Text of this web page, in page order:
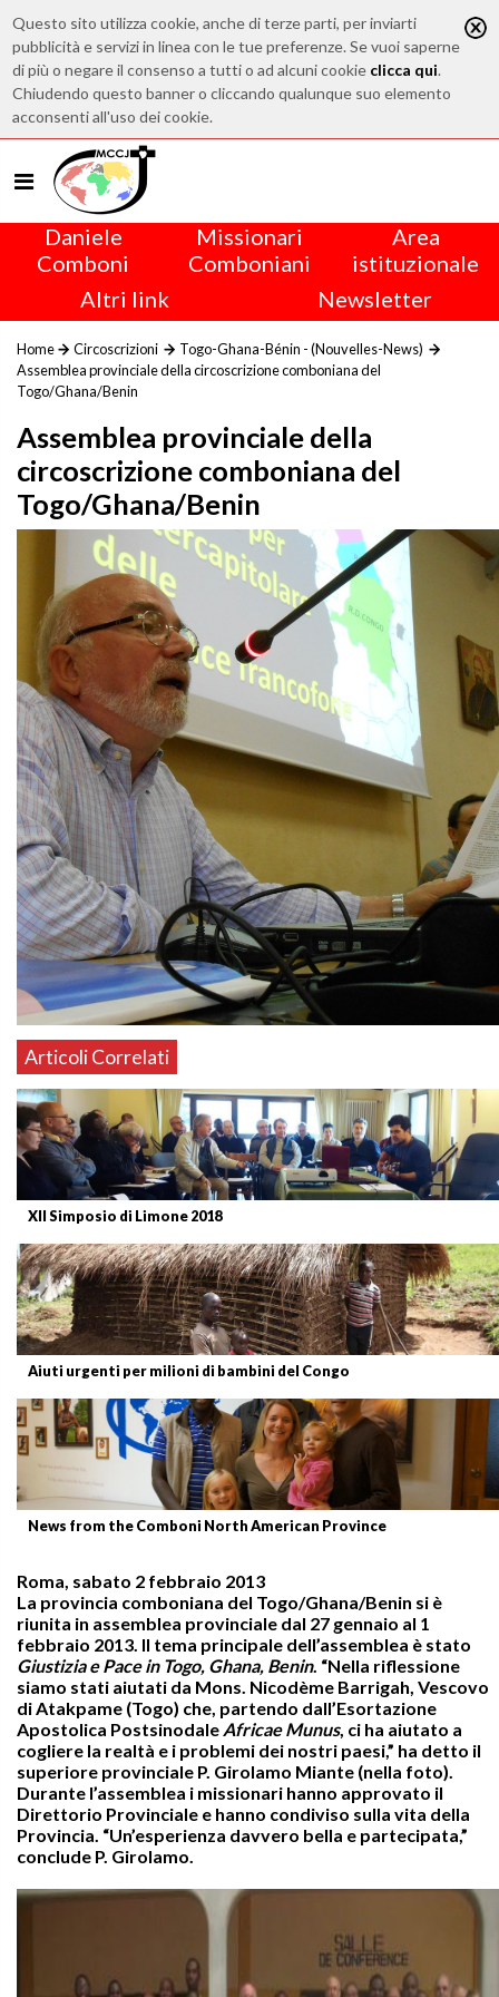
Questo sito utilizza cookie, anche di terze parti, per inviarti
pubblicità e servizi in linea con le tue preferenze. Se vuoi saperne
di più o negare il consenso a tutti o ad alcuni cookie clicca qui.
Chiudendo questo banner o cliccando qualunque suo elemento
acconsenti all'uso dei cookie.
Daniele
Comboni
Missionari
Comboniani
Area
istituzionale
Altri link
Newsletter
Home Circoscrizioni
Togo-Ghana-Bénin - (Nouvelles-News)
Assemblea provinciale della circoscrizione comboniana del
Togo/Ghana/Benin
Assemblea provinciale della
circoscrizione comboniana del
Togo/Ghana/Benin
Articoli Correlati
XII Simposio di Limone 2018
Aiuti urgenti per milioni di bambini del Congo
News from the Comboni North American Province
Roma, sabato 2 febbraio 2013
La provincia comboniana del Togo/Ghana/Benin si è
riunita in assemblea provinciale dal 27 gennaio al 1
febbraio 2013. Il tema principale dell’assemblea è stato
Giustizia e Pace in Togo, Ghana, Benin. “Nella riflessione
siamo stati aiutati da Mons. Nicodème Barrigah, Vescovo
di Atakpame (Togo) che, partendo dall’Esortazione
Apostolica Postsinodale Africae Munus, ci ha aiutato a
cogliere la realtà e i problemi dei nostri paesi,” ha detto il
superiore provinciale P. Girolamo Miante (nella foto).
Durante l’assemblea i missionari hanno approvato il
Direttorio Provinciale e hanno condiviso sulla vita della
Provincia. “Un’esperienza davvero bella e partecipata,”
conclude P. Girolamo.